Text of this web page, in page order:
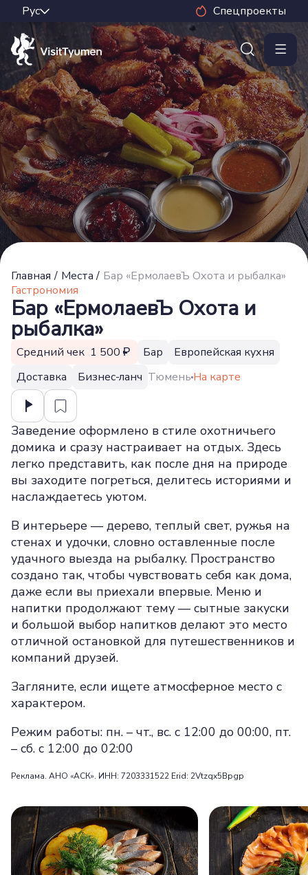
Спецпроекты
Главная / Места / Бар «ЕрмолаевЪ Охота и рыбалка»
Гастрономия
Бар «ЕрмолаевЪ Охота и
рыбалка»
Средний чек 1 500 Бар
Европейская кухня
Доставка
Бизнес-ланч Тюмень На карте
Заведение оформлено в стиле охотничьего
домика и сразу настраивает на отдых. Здесь
легко представить, как после дня на природе
вы заходите погреться, делитесь историями и
наслаждаетесь уютом.
В интерьере — дерево, теплый свет, ружья на
стенах и удочки, словно оставленные после
удачного выезда на рыбалку. Пространство
создано так, чтобы чувствовать себя как дома,
даже если вы приехали впервые. Меню и
напитки продолжают тему — сытные закуски
и большой выбор напитков делают это место
отличной остановкой для путешественников и
компаний друзей.
Загляните, если ищете атмосферное место с
характером.
Режим работы: пн. – чт., вс. с 12:00 до 00:00, пт.
– сб. с 12:00 до 02:00
Реклама. АНО «АСК». ИНН: 7203331522 Erid: 2Vtzqx5Bpgp